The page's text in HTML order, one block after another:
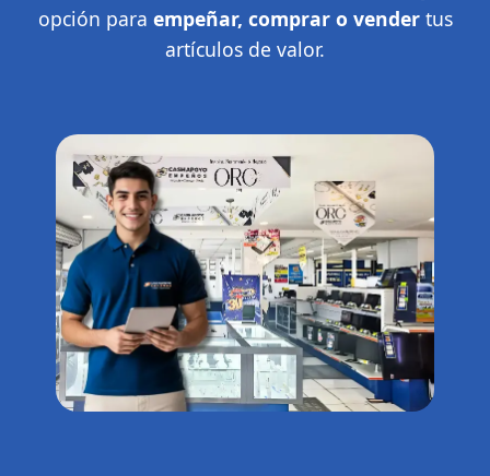
opción para empeñar, comprar o vendertus
artículos de valor.